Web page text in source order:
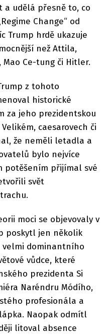
a udělá přesně to, co
Change“ od
Trump hrdě ukazuje
než Attila,
Ce-tung či Hitler.
z tohoto
historické
za jeho prezidentskou
caesarovech či
že neměli letadla a
bylo nejvíce
potěšením přijímal své
svět
moci se objevovaly v
poskytl jen několik
velmi dominantního
vůdce, které
prezidenta Si
Naréndru Módího,
profesionála a
Naopak odmítl
litoval absence